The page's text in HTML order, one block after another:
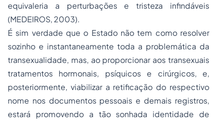
equivaleria a perturbações e tristeza infindáveis
(MEDEIROS, 2003).
É sim verdade que o Estado não tem como resolver
sozinho e instantaneamente toda a problemática da
transexualidade, mas, ao proporcionar aos transexuais
tratamentos hormonais, psíquicos e cirúrgicos, e,
posteriormente, viabilizar a retificação do respectivo
nome nos documentos pessoais e demais registros,
estará promovendo a tão sonhada identidade de